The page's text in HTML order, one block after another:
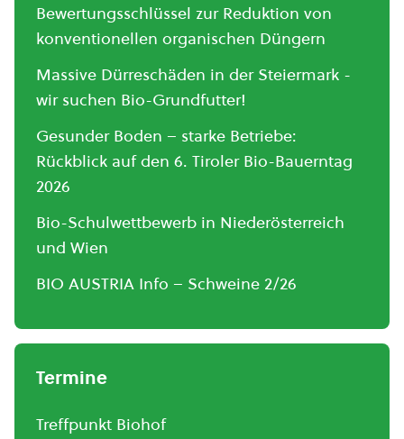
Bewertungsschlüssel zur Reduktion von
konventionellen organischen Düngern
Massive Dürreschäden in der Steiermark -
wir suchen Bio-Grundfutter!
Gesunder Boden – starke Betriebe:
Rückblick auf den 6. Tiroler Bio-Bauerntag
2026
Bio-Schulwettbewerb in Niederösterreich
und Wien
BIO AUSTRIA Info – Schweine 2/26
Termine
Treffpunkt Biohof